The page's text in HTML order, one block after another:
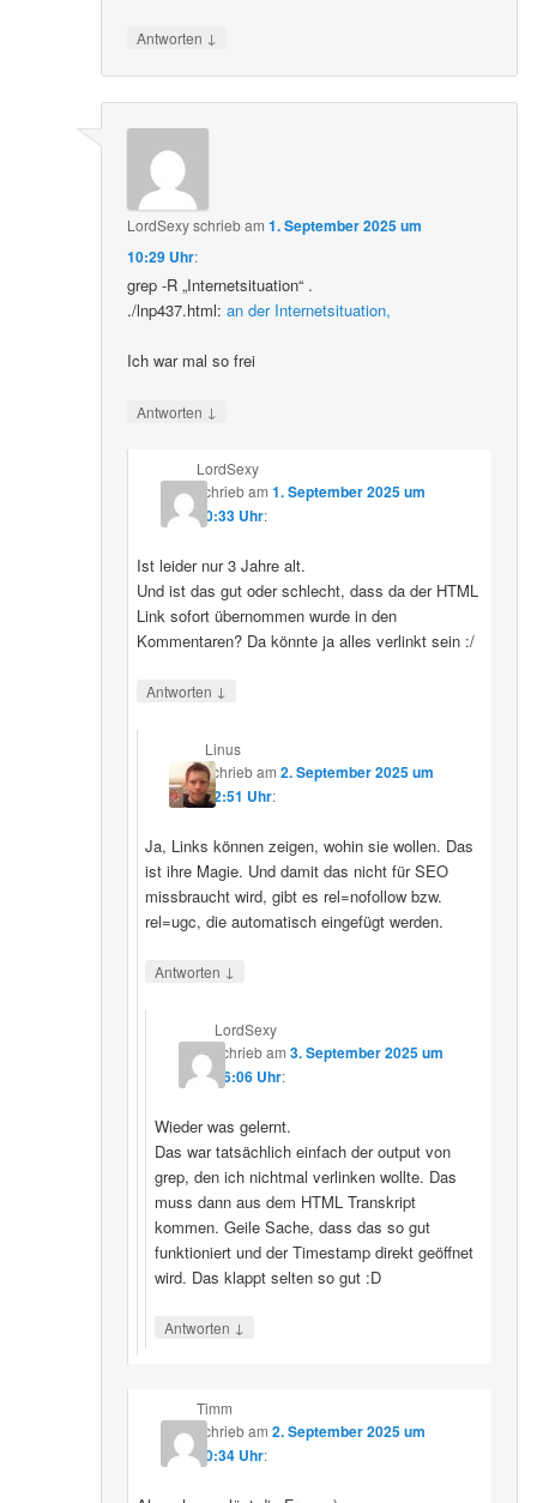
Antworten ↓
LordSexyschriebam1. September 2025 um
10:29 Uhr:
grep -R „Internetsituation“ .
./lnp437.html:an der Internetsituation,
Ich war mal so frei
Antworten ↓
LordSexy
schriebam 1. September 2025 um
10:33 Uhr:
Ist leider nur 3 Jahre alt.
Und ist das gut oder schlecht, dass da der HTML
Link sofort übernommen wurde in den
Kommentaren? Da könnte ja alles verlinkt sein :/
Antworten ↓
Linus
schriebam2. September 2025 um
12:51 Uhr:
Ja, Links können zeigen, wohin sie wollen. Das
ist ihre Magie. Und damit das nicht für SEO
missbraucht wird, gibt es rel=nofollow bzw.
rel=ugc, die automatisch eingefügt werden.
Antworten ↓
LordSexy
schriebam 3. September 2025 um
16:06 Uhr:
Wieder was gelernt.
Das war tatsächlich einfach der output von
grep, den ich nichtmal verlinken wollte. Das
muss dann aus dem HTML Transkript
kommen. Geile Sache, dass das so gut
funktioniert und der Timestamp direkt geöffnet
wird. Das klappt selten so gut :D
Antworten ↓
Timm
schriebam 2. September 2025 um
10:34 Uhr: